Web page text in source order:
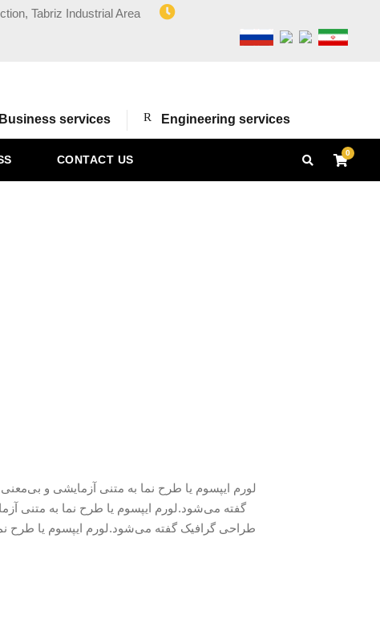
Tabriz Industrial Area
Business services Engineering services
CONTACT US
0
لورم ایپسوم یا طرح‌ نما به متنی آزمایشی و
گفته می‌شود.لورم ایپسوم یا طرح‌ نما به متنی
طراحی گرافیک گفته می‌شود.لورم ایپسوم یا طرح‌